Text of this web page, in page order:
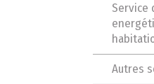
Service
Autres